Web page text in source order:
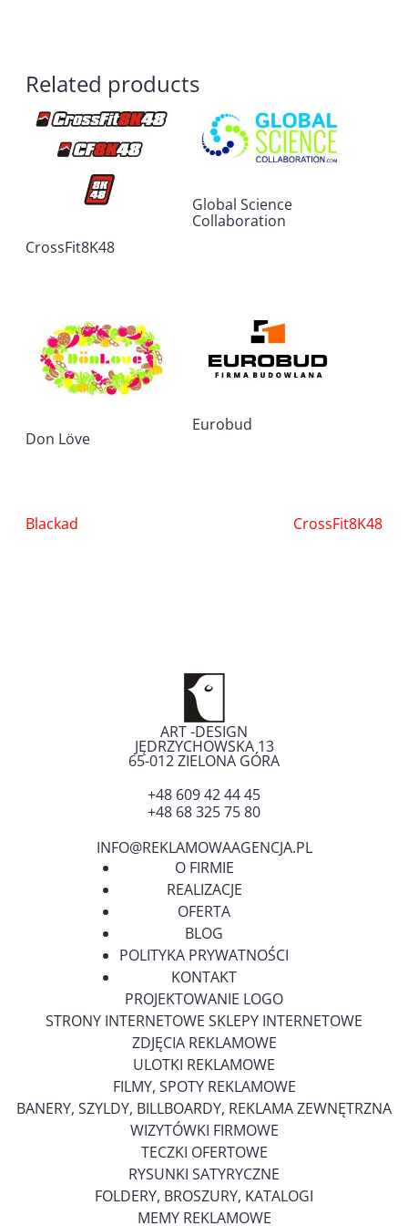
Related products
CrossFit8K48
Global Science
Collaboration
Don Löve
Eurobud
Nawigacja
Blackad CrossFit8K48
ART -DESIGN
JĘDRZYCHOWSKA 13
65-012ZIELONA GÓRA
+48 609 42 44 45
+48 68 325 75 80
INFO@REKLAMOWAAGENCJA.PL
O FIRMIE
REALIZACJE
OFERTA
BLOG
POLITYKA PRYWATNOŚCI
KONTAKT
PROJEKTOWANIE LOGO
STRONY INTERNETOWE SKLEPY INTERNETOWE
ZDJĘCIA REKLAMOWE
ULOTKI REKLAMOWE
FILMY, SPOTY REKLAMOWE
BANERY, SZYLDY, BILLBOARDY, REKLAMA ZEWNĘTRZNA
WIZYTÓWKI FIRMOWE
TECZKI OFERTOWE
RYSUNKI SATYRYCZNE
FOLDERY, BROSZURY, KATALOGI
MEMY REKLAMOWE